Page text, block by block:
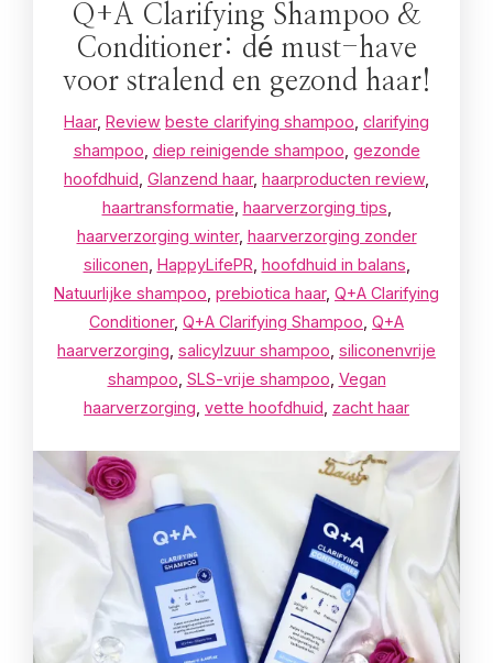
Q+A Clarifying Shampoo &
Conditioner: dé must-have
voor stralend en gezond haar!
Haar, Review beste clarifying shampoo clarifying
shampoo diep reinigende shampoo gezonde
hoofdhuid Glanzend haar, haarproducten review,
haartransformatie haarverzorging tips
haarverzorging winter, haarverzorging zonder
siliconen HappyLifePR hoofdhuid in balans
Natuurlijke shampoo prebiotica haar, Q+A Clarifying
Conditioner, Q+A Clarifying Shampoo Q+A
haarverzorging salicylzuur shampoo siliconenvrije
shampoo SLS-vrije shampoo Vegan
haarverzorging vette hoofdhuid zacht haar